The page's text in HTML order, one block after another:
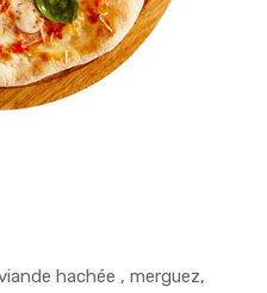
hachée , merguez,